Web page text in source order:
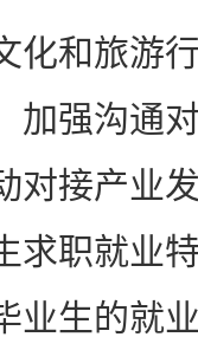
和旅游行
加强沟通
对接产业
求职就业
业生的就